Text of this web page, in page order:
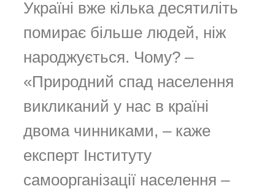
Україні вже кілька десятиліть
помирає більше людей, ніж
народжується. Чому? –
«Природний спад населення
викликаний у нас в країні
двома чинниками, – каже
експерт Інституту
самоорганізації населення –